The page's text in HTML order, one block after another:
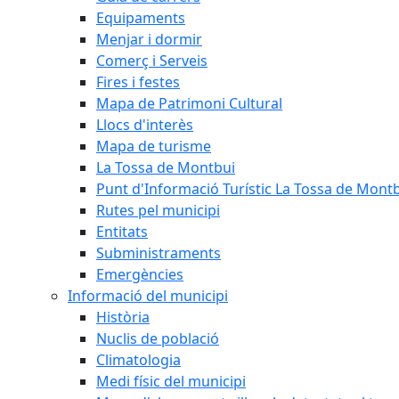
Equipaments
Menjar i dormir
Comerç i Serveis
Fires i festes
Mapa de Patrimoni Cultural
Llocs d'interès
Mapa de turisme
La Tossa de Montbui
Punt d'Informació Turístic La Tossa de
Rutes pel municipi
Entitats
Subministraments
Emergències
Informació del municipi
Història
Nuclis de població
Climatologia
Medi físic del municipi